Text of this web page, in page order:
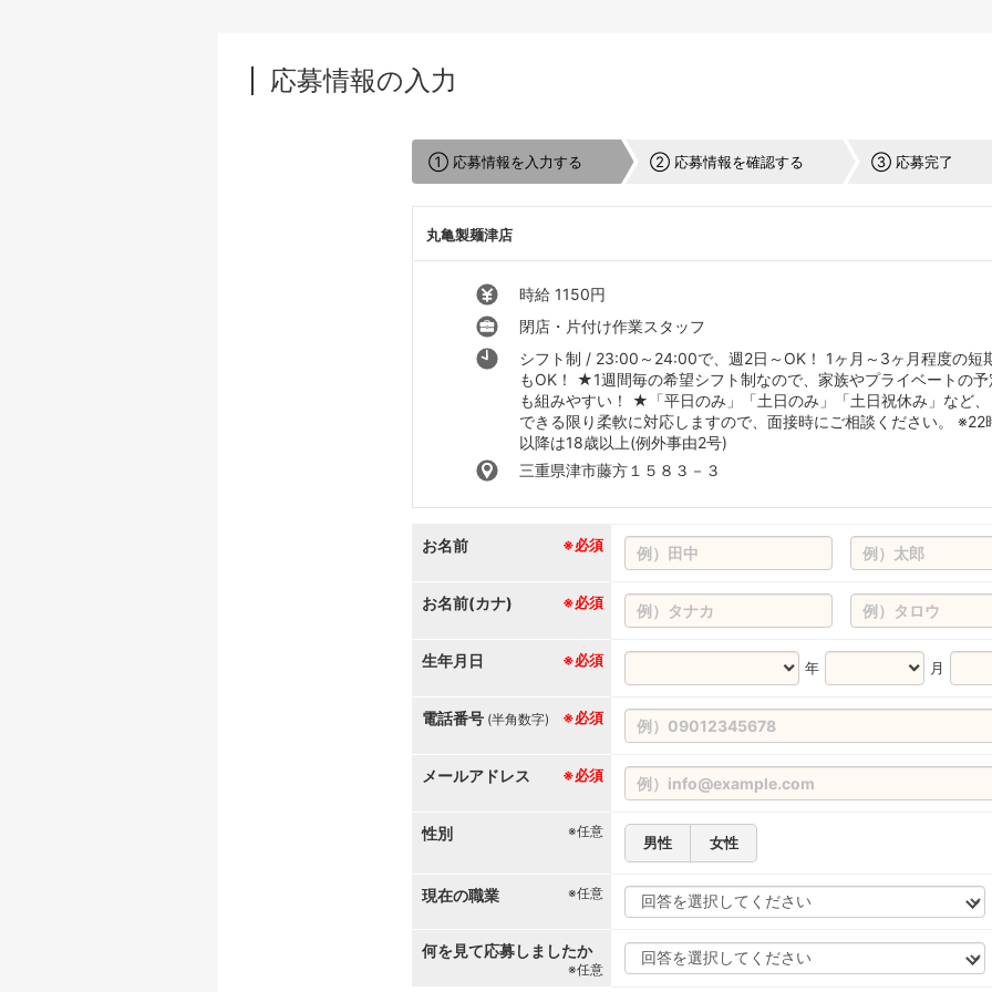
応募情報の入力
① 応募情報を入力する ② 応募情報を確認する ③ 応募完了
丸亀製麺津店
時給 1150円
閉店・片付け作業スタッフ
シフト制 / 23:00～24:00で、週2日～OK！ 1ヶ月～3ヶ月程度の短
もOK！ ★1週間毎の希望シフト制なので、家族やプライベートの予
も組みやすい！ ★「平日のみ」「土日のみ」「土日祝休み」な
できる限り柔軟に対応しますので、面接時にご相談ください。 ※22
以降は18歳以上(例外事由2号)
三重県津市藤方１５８３－３
お名前 ※必須
お名前(カナ) ※必須
生年月日 ※必須 年 月
電話番号 ※必須
(半角数字)
メールアドレス ※必須
性別 ※任意
男性 女性
現在の職業 ※任意
何を見て応募しましたか
※任意